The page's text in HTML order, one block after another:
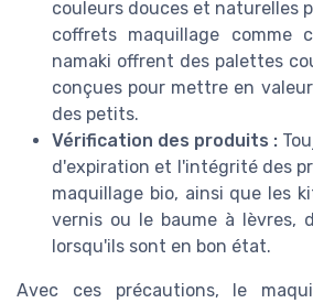
couleurs douces et naturelles
coffrets maquillage comme
namaki offrent des palettes
conçues pour mettre en
des petits.
Vérification des produits :
d'expiration et l'intégrité des
maquillage bio, ainsi que les
vernis ou le baume à lèvres,
lorsqu'ils sont en bon état.
Avec ces précautions, le